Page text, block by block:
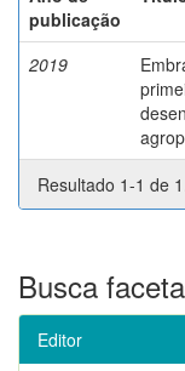
publicação
2019
Resultado 1-1 de
Busca
Editor